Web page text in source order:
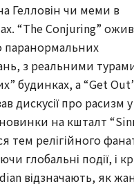
Гелловін чи меми в
“The Conjuring”
паранормальних
з реальними
будинках, а “Get
дискусії про расизм
на кшталт
тем релігійного
глобальні події, і
відзначають, як